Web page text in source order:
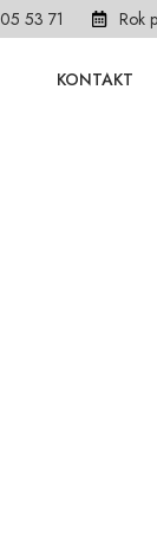
53 71 Rok
KONTAKT